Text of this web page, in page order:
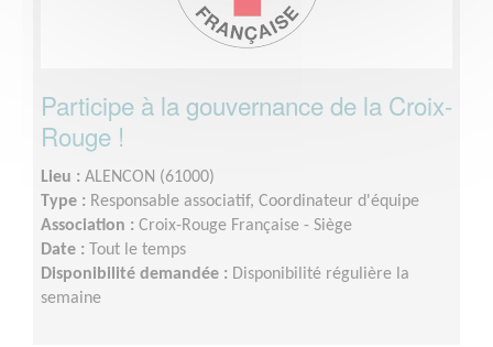
Participe à la gouvernance de la Croix-
Rouge !
Lieu : ALENCON (61000)
Type : Responsable associatif, Coordinateur d'équipe
Association : Croix-Rouge Française - Siège
Date : Tout le temps
Disponibilité demandée : Disponibilité régulière la
semaine